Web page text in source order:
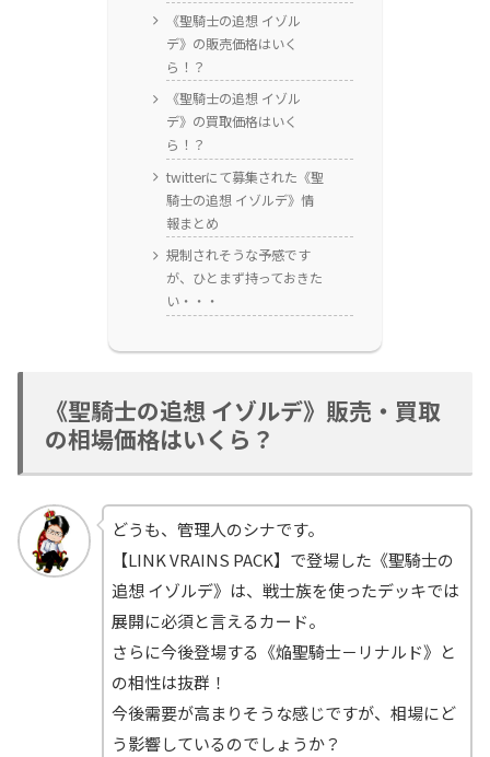
《聖騎士の追想 イゾル
デ》の販売価格はいく
ら！？
《聖騎士の追想 イゾル
デ》の買取価格はいく
ら！？
twitterにて募集された《聖
騎士の追想 イゾルデ》情
報まとめ
規制されそうな予感です
が、ひとまず持っておきた
い・・・
《聖騎士の追想 イゾルデ》販売・買取
の相場価格はいくら？
どうも、管理人のシナです。
【LINK VRAINS PACK】で登場した《聖騎士の
追想 イゾルデ》は、戦士族を使ったデッキでは
展開に必須と言えるカード。
さらに今後登場する《焔聖騎士－リナルド》と
の相性は抜群！
今後需要が高まりそうな感じですが、相場にど
う影響しているのでしょうか？